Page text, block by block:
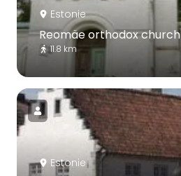
Estonie
Reomäe orthodox church
11.8 km
Estonie